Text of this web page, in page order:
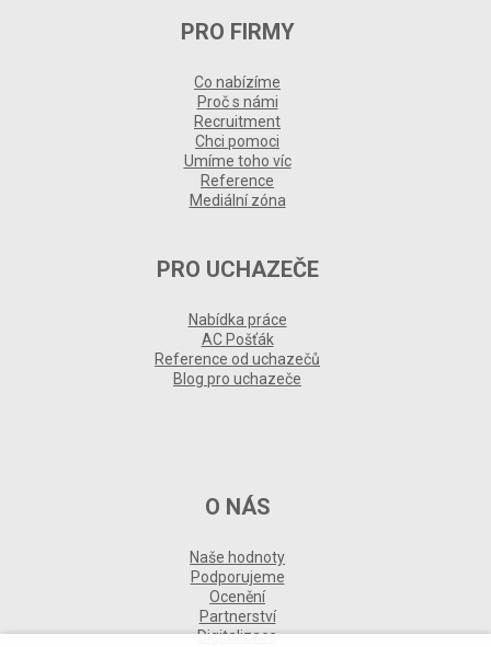
PRO FIRMY
Co nabízíme
Proč s námi
Recruitment
Chci pomoci
Umíme toho víc
Reference
Mediální zóna
PRO UCHAZEČE
Nabídka práce
AC Pošťák
Reference od uchazečů
Blog pro uchazeče
O NÁS
Naše hodnoty
Podporujeme
Ocenění
Partnerství
Digitalizace